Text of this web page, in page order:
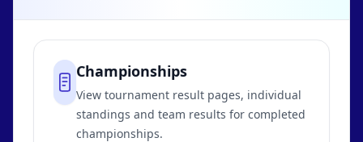
Championships
View tournament result pages, individual
standings and team results for completed
championships.